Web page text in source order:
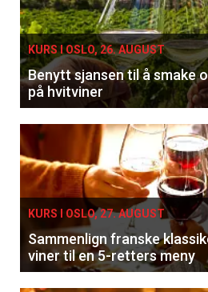
KURS I OSLO, 26. AUGUST
Benytt sjansen til å smake
på hvitviner
KURS I OSLO, 27. AUGUST
Sammenlign franske
viner til en 5-retters meny